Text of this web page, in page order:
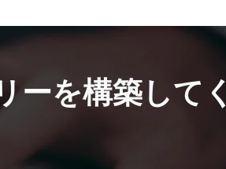
ーを構築してく